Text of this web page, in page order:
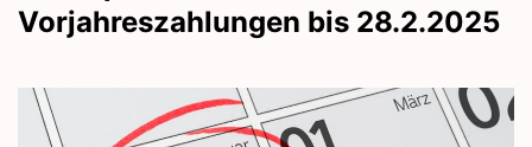
Vorjahreszahlungen bis 28.2.2025